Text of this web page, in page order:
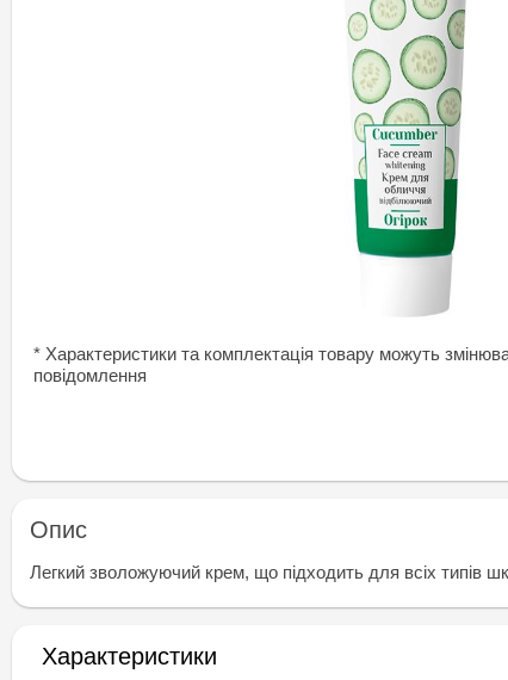
* Характеристики та комплектація товару можуть
повідомлення
Опис
Легкий зволожуючий крем, що підходить для всіх типів
Характеристики